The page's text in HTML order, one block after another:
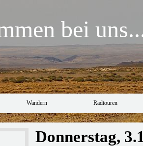
Wandern Radtouren
bei
Donnerstag,